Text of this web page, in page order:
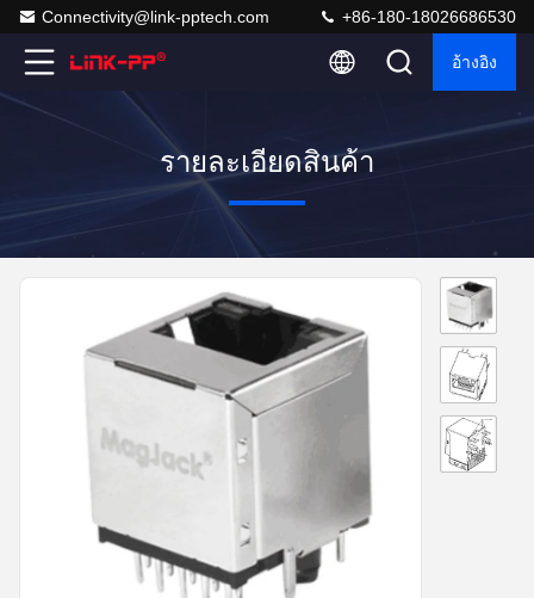
Connectivity@link-pptech.com +86-180-18026686530
อ้างอิง
รายละเอียดสินค้า